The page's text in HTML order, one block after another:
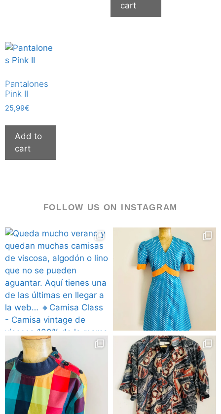
cart
Pantalones
Pink II
25,99€
Add to
cart
FOLLOW US ON INSTAGRAM